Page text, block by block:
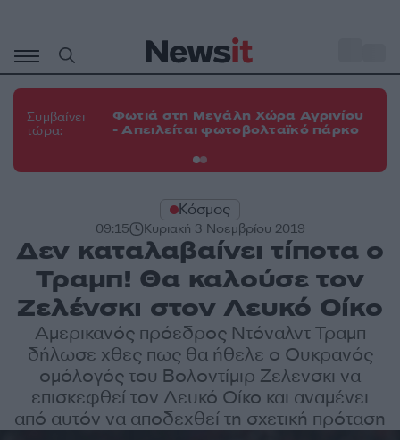
περιεχόμενο
Συμβαίνει
τώρα:
Φωτιά στη Μεγάλη Χώρα Αγρινίου
- Απειλείται φωτοβολταϊκό πάρκο
Κόσμος
09:15 Κυριακή 3 Νοεμβρίου 2019
Δεν καταλαβαίνει τίποτα ο
Τραμπ! Θα καλούσε τον
Ζελένσκι στον Λευκό Οίκο
Αμερικανός πρόεδρος Ντόναλντ Τραμπ
δήλωσε χθες πως θα ήθελε ο Ουκρανός
ομόλογός του Βολοντίμιρ Ζελενσκι να
επισκεφθεί τον Λευκό Οίκο και αναμένει
από αυτόν να αποδεχθεί τη σχετική πρόταση